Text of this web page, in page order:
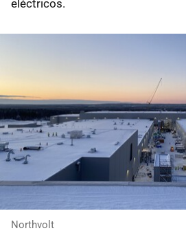
eléctricos.
Northvolt